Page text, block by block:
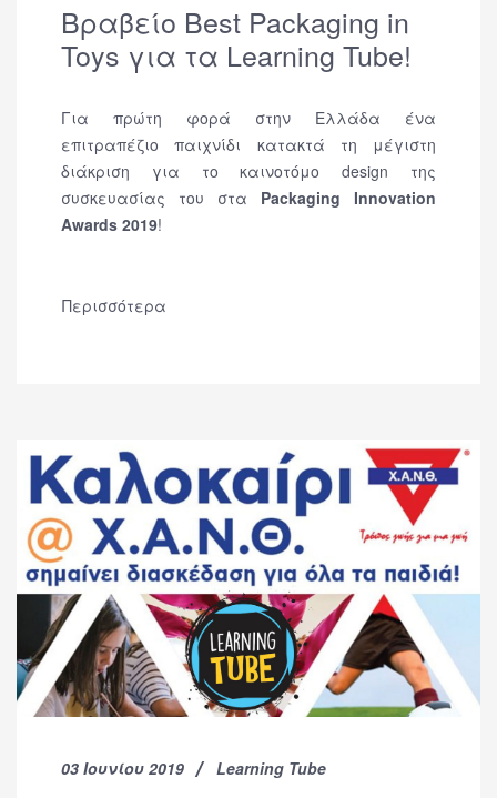
Βραβείο Best Packaging in
Toys για τα Learning Tube!
Για πρώτη φορά στην Ελλάδα ένα
επιτραπέζιο παιχνίδι κατακτά τη μέγιστη
διάκριση για το καινοτόμο design της
συσκευασίας του στα Packaging Innovation
Awards 2019!
Περισσότερα
03 Ιουνίου 2019 Learning Tube